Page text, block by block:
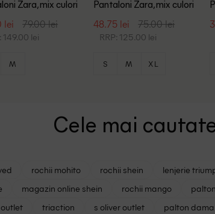
Zara, mix culori
lei 79.00 lei
149.00 lei
M
Pantaloni Zara, mix culori
48.75 lei 75.00 lei
RRP: 125.00 lei
S M XL
Cele mai
rochii mohito rochii shein lenjerie
magazin online shein rochii mango
triaction s oliver outlet palton dama